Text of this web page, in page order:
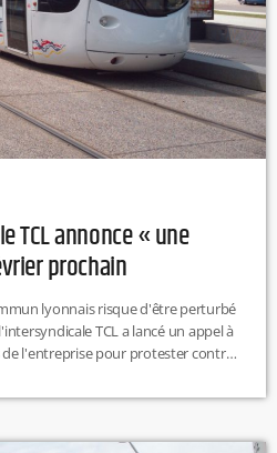
TCL annonce « une
prochain
lyonnais risque d'être perturbé
TCL a lancé un appel à
de l'entreprise pour protester contre
commun Keolis, Transdev et
pourrait mener […]